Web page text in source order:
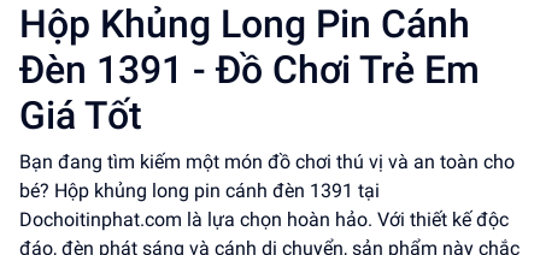
Hộp Khủng Long Pin Cánh
Đèn 1391 - Đồ Chơi Trẻ Em
Giá Tốt
Bạn đang tìm kiếm một món đồ chơi thú vị và an toàn cho
bé? Hộp khủng long pin cánh đèn 1391 tại
Dochoitinphat.com là lựa chọn hoàn hảo. Với thiết kế độc
đáo, đèn phát sáng và cánh di chuyển, sản phẩm này chắc